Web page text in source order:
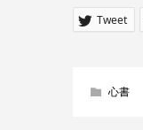
Tweet
心書